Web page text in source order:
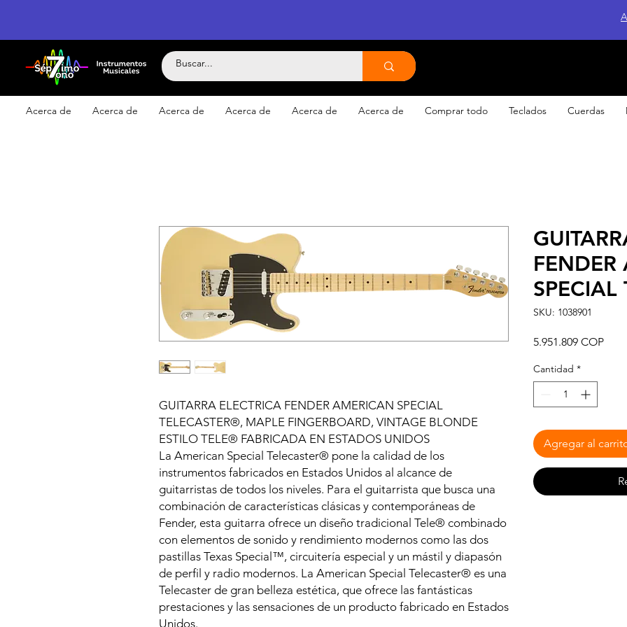
Acerca de Acerca de Acerca de Acerca de Acerca de Acerca de Comprar todo Teclados Cuerdas
GUITARRA ELECTRICA FENDER AMERICAN SPECIAL
TELECASTER®, MAPLE FINGERBOARD, VINTAGE BLONDE
ESTILO TELE® FABRICADA EN ESTADOS UNIDOS
La American Special Telecaster® pone la calidad de los
instrumentos fabricados en Estados Unidos al alcance de
guitarristas de todos los niveles. Para el guitarrista que busca una
combinación de características clásicas y contemporáneas de
Fender, esta guitarra ofrece un diseño tradicional Tele® combinado
con elementos de sonido y rendimiento modernos como las dos
pastillas Texas Special™, circuitería especial y un mástil y diapasón
de perfil y radio modernos. La American Special Telecaster® es una
Telecaster de gran belleza estética, que ofrece las fantásticas
prestaciones y las sensaciones de un producto fabricado en Estados
Unidos.
FENDER
SPECIAL
SKU: 1038901
5.951.809 COP
Cantidad *
Agregar al